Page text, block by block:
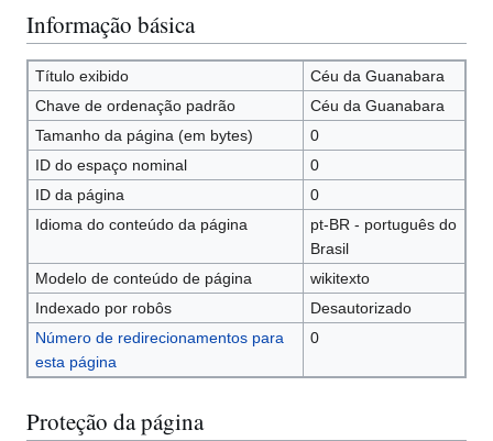
Informação básica
Título exibido
Céu da Guanabara
Chave de ordenação padrão
Céu da Guanabara
Tamanho da página (em bytes)
0
ID do espaço nominal
0
ID da página
0
Idioma do conteúdo da página
pt-BR - português do
Brasil
Modelo de conteúdo de página
wikitexto
Indexado por robôs
Desautorizado
Número de redirecionamentos para
esta página
0
Proteção da página